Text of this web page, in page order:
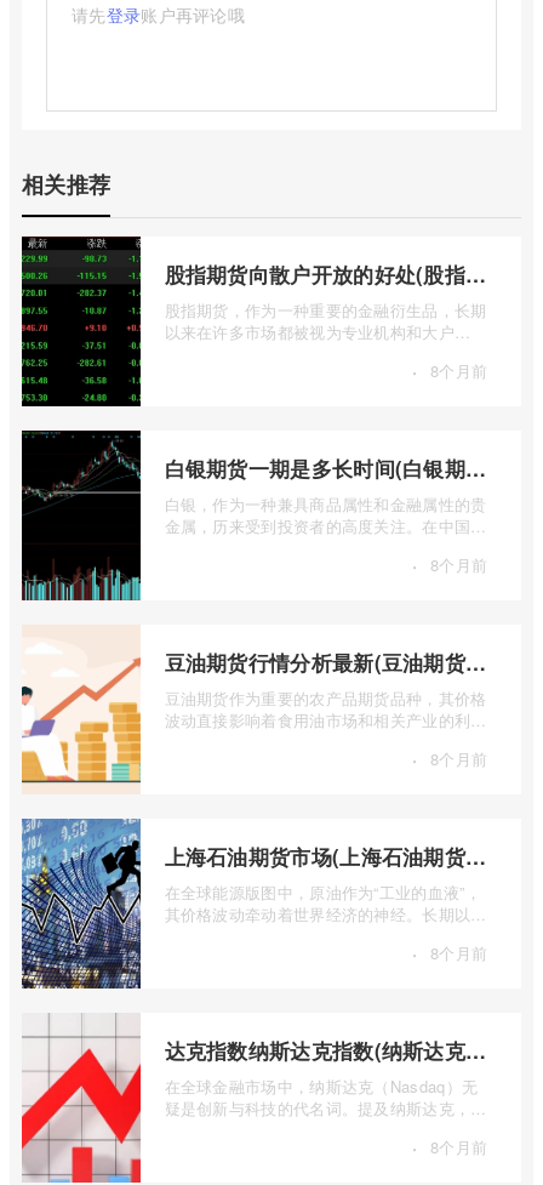
请先登录账户再评论哦
相关推荐
股指期货向散户开放的好处(股指期货对利空信息更加敏感吗)
股指期货，作为一种重要的金融衍生品，长期
以来在许多市场都被视为专业机构和大户
· 8个月前
白银期货一期是多长时间(白银期货涨幅一天最高多少)
白银，作为一种兼具商品属性和金融属性的贵
金属，历来受到投资者的高度关注。在中国市
· 8个月前
豆油期货行情分析最新(豆油期货行情实时行情)
豆油期货作为重要的农产品期货品种，其价格
波动直接影响着食用油市场和相关产业的利
· 8个月前
上海石油期货市场(上海石油期货市场行情)
在全球能源版图中，原油作为“工业的血液”，
其价格波动牵动着世界经济的神经。长期以
· 8个月前
达克指数纳斯达克指数(纳斯达克指数与纳斯达克100的区别)
在全球金融市场中，纳斯达克（Nasdaq）无
疑是创新与科技的代名词。提及纳斯达克，人
· 8个月前